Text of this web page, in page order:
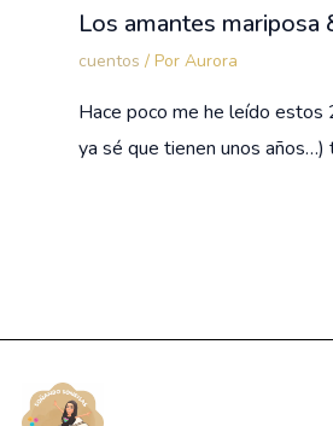
Los amantes mariposa
cuentos / Por Aurora
Hace poco me he leído estos
ya sé que tienen unos años…)